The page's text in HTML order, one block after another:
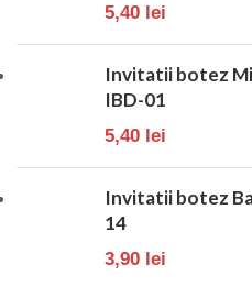
5,40 lei
Invitatii botez
IBD-01
5,40 lei
Invitatii botez
14
3,90 lei